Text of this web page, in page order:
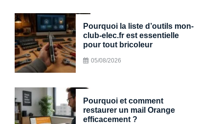
Pourquoi la liste d’outils mon-
club-elec.fr est essentielle
pour tout bricoleur
05/08/2026
Pourquoi et comment
restaurer un mail Orange
efficacement ?